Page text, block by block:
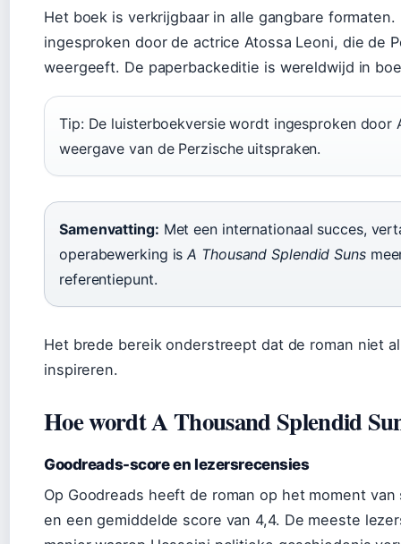
Het boek is verkrijgbaar in alle gangbare
ingesproken door de actrice Atossa Leoni, die de
weergeeft. De paperbackeditie is wereldwijd in
Tip: De luisterboekversie wordt ingesproken door
weergave van de Perzische uitspraken.
Samenvatting: Met een internationaal succes,
operabewerking isA Thousand Splendid Suns
referentiepunt.
Het brede bereik onderstreept dat de roman niet
inspireren.
Hoe wordt A Thousand Splendid
Goodreads-score en lezersrecensies
Op Goodreads heeft de roman op het moment
en een gemiddelde score van 4,4. De meeste